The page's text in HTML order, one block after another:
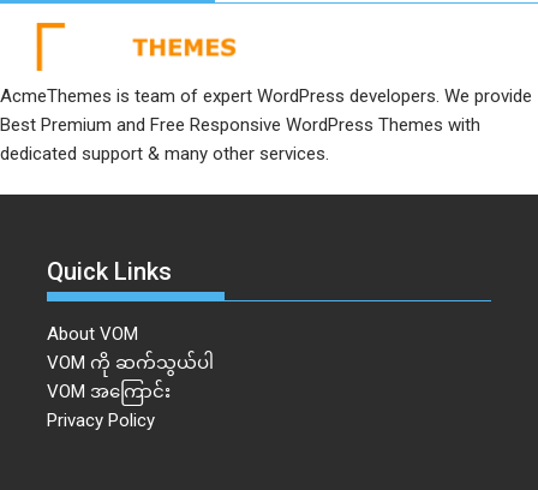
AcmeThemes is team of expert WordPress developers. We provide
Best Premium and Free Responsive WordPress Themes with
dedicated support & many other services.
Quick Links
About VOM
VOM ကို ဆက်သွယ်ပါ
VOM အကြောင်း
Privacy Policy